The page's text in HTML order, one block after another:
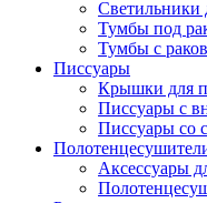
Светильники
Тумбы под
Тумбы с
Писсуары
Крышки для
Писсуары с
Писсуары со
Аксессуары